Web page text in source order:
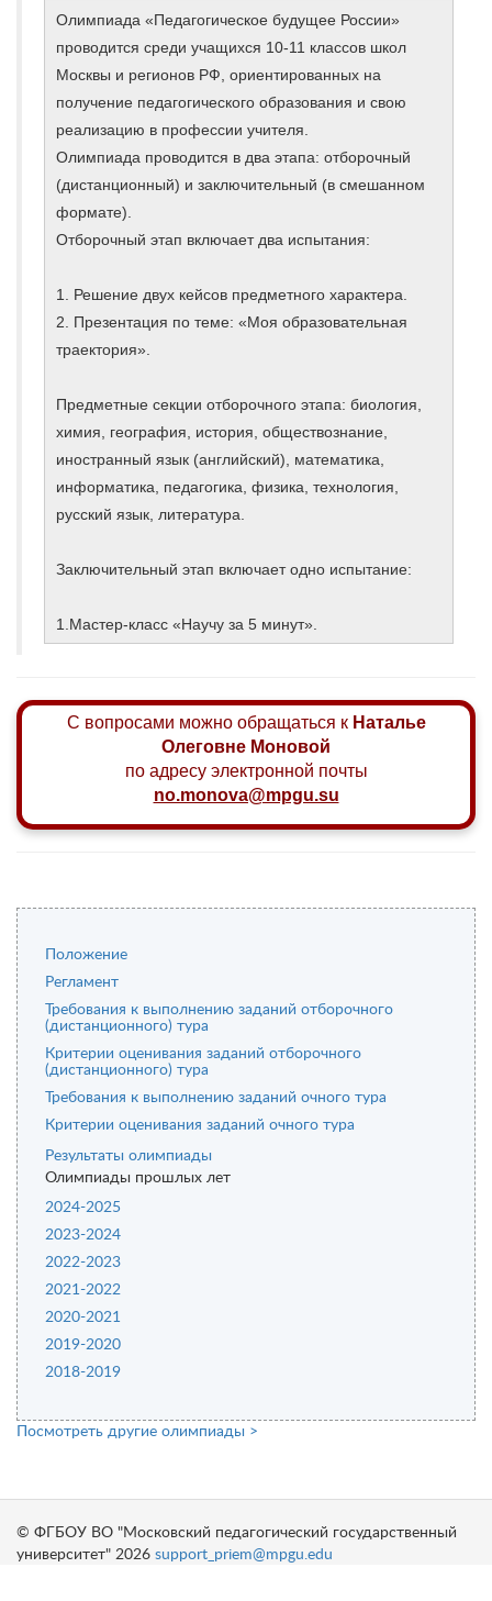
Олимпиада «Педагогическое будущее России»
проводится среди учащихся 10-11 классов школ
Москвы и регионов РФ, ориентированных на
получение педагогического образования и свою
реализацию в профессии учителя.
Олимпиада проводится в два этапа: отборочный
(дистанционный) и заключительный (в смешанном
формате).
Отборочный этап включает два испытания:
1. Решение двух кейсов предметного характера.
2. Презентация по теме: «Моя образовательная
траектория».
Предметные секции отборочного этапа: биология,
химия, география, история, обществознание,
иностранный язык (английский), математика,
информатика, педагогика, физика, технология,
русский язык, литература.
Заключительный этап включает одно испытание:
1.Мастер-класс «Научу за 5 минут».
С вопросами можно обращаться к Наталье
Олеговне Моновой
по адресу электронной почты
no.monova@mpgu.su
Положение
Регламент
Требования к выполнению заданий отборочного
(дистанционного) тура
Критерии оценивания заданий отборочного
(дистанционного) тура
Требования к выполнению заданий очного тура
Критерии оценивания заданий очного тура
Результаты олимпиады
Олимпиады прошлых лет
2024-2025
2023-2024
2022-2023
2021-2022
2020-2021
2019-2020
2018-2019
Посмотреть другие олимпиады >
© ФГБОУ ВО "Московский педагогический государственный
университет" 2026 support_priem@mpgu.edu